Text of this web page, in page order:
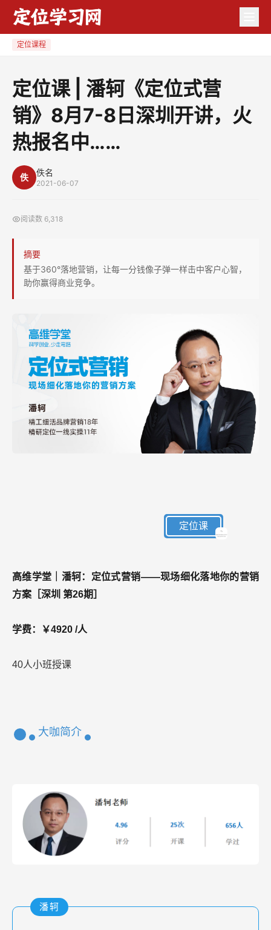
《定
销》
定位课程
定位课 | 潘轲《定位式营
销》8月7-8日深圳开讲，火
热报名中……
佚 佚名
2021-06-07
阅读数 6,318
摘要
基于360°落地营销，让每一分钱像子弹一样击中客户心智，
助你赢得商业竞争。
定位课
高维学堂｜潘轲：定位式营销——现场细化落地你的营销
方案［深圳 第26期］
学费：￥4920 /人
40人小班授课
大咖简介
潘轲